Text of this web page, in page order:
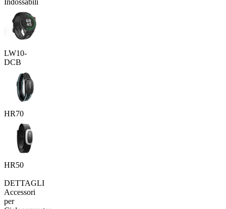
LW10-
DCB
HR70
HR50
DETTAGLI
Accessori
per